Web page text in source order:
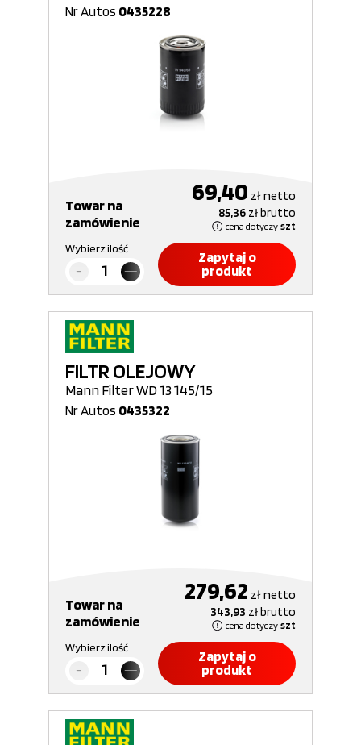
Nr Autos 0435228
Towar na
zamówienie
69,40 złnetto
85,36 złbrutto
cena dotyczy szt
Wybierz ilość
Zapytaj o
produkt
FILTR OLEJOWY
Mann Filter WD 13 145/15
Nr Autos 0435322
Towar na
zamówienie
279,62 złnetto
343,93 złbrutto
cena dotyczy szt
Wybierz ilość
Zapytaj o
produkt